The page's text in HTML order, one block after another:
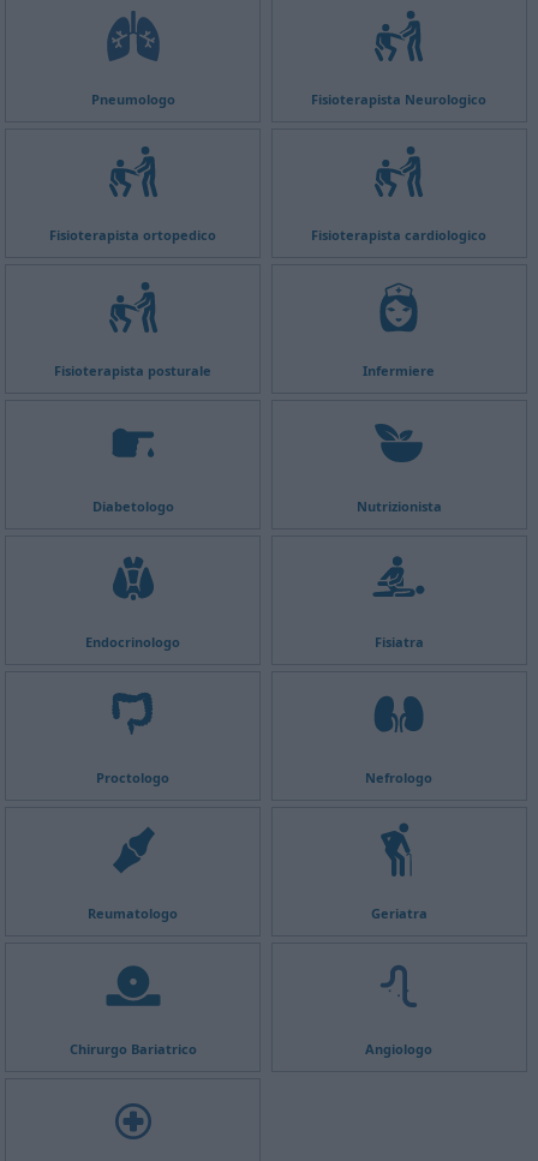
Pneumologo Fisioterapista Neurologico
Fisioterapista ortopedico Fisioterapista cardiologico
Fisioterapista posturale Infermiere
Diabetologo Nutrizionista
Endocrinologo Fisiatra
Proctologo Nefrologo
Reumatologo Geriatra
Chirurgo Bariatrico Angiologo